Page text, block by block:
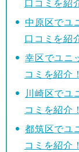
口コミを紹
中原区でユ
口コミを紹
幸区でユニ
コミを紹介！
川崎区でユ
コミを紹介！
都筑区でユ
コミを紹介！